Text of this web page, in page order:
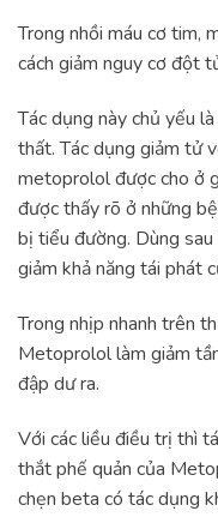
Trong nhồi máu cơ tim,
cách giảm nguy cơ đột
Tác dụng này chủ yếu
thất. Tác dụng giảm tử
metoprolol được cho ở
được thấy rõ ở những
bị tiểu đường. Dùng
giảm khả năng tái phát
Trong nhịp nhanh trên
Metoprolol làm giảm
đập dư ra.
Với các liều điều trị thì
thắt phế quản của
chẹn beta có tác dụng